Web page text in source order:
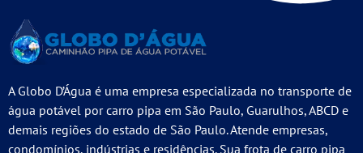
A Globo D’Água é uma empresa especializada no transporte de
água potável por carro pipa em São Paulo, Guarulhos, ABCD e
demais regiões do estado de São Paulo. Atende empresas,
condomínios, indústrias e residências. Sua frota de carro pipa